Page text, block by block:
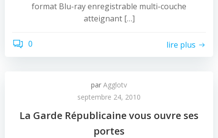
format Blu-ray enregistrable multi-couche
atteignant […]
0 lire plus
par Agglotv
septembre 24, 2010
La Garde Républicaine vous ouvre ses
portes